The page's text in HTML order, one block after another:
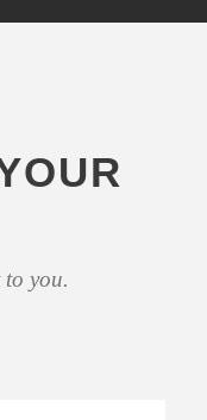
you.